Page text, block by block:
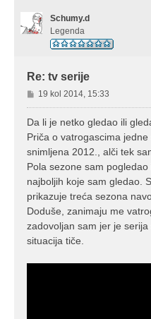
Schumy.d
Legenda
Re: tv serije
P
o
s
19 kol 2014, 15:33
Da li je netko gledao ili
Priča o vatrogascima
snimljena 2012., alči tek
Pola sezone sam
najboljih koje sam gledao.
prikazuje treća sezona
Doduše, zanimaju me
zadovoljan sam jer je
situacija tiče.